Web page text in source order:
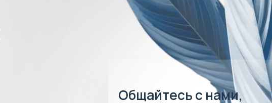
Общайтесь с нами,